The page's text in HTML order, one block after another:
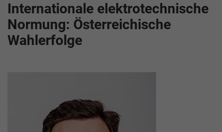
Internationale elektrotechnische
Normung: Österreichische
Wahlerfolge